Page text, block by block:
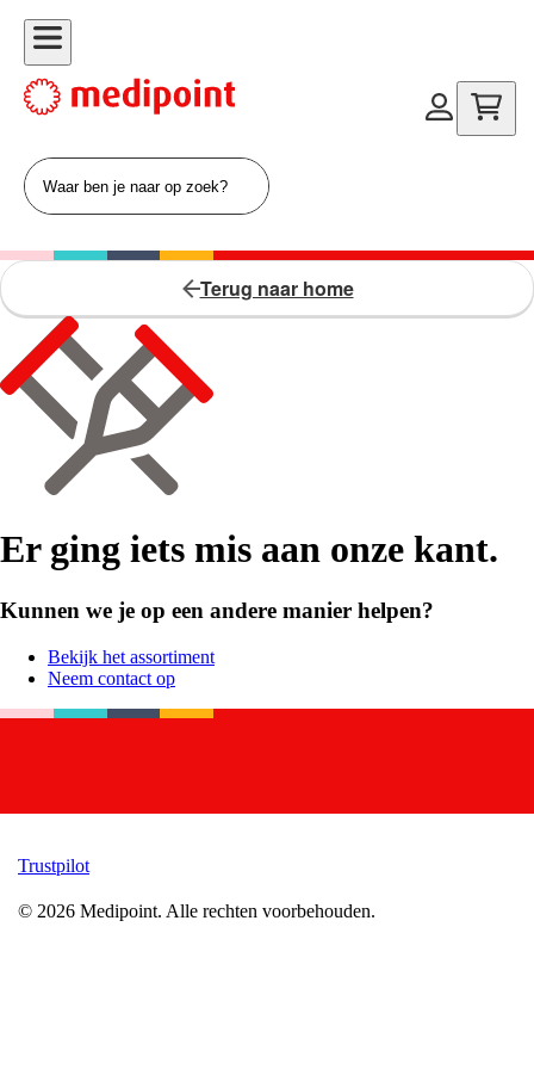
Terug naar home
Er ging iets mis aan onze kant.
Kunnen we je op een andere manier helpen?
Bekijk het assortiment
Neem contact op
Trustpilot
© 2026 Medipoint. Alle rechten voorbehouden.